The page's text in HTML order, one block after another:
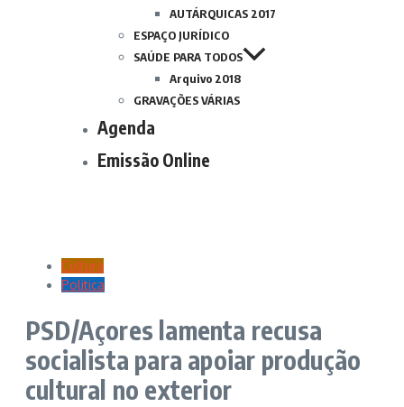
AUTÁRQUICAS 2017
ESPAÇO JURÍDICO
SAÚDE PARA TODOS
Arquivo 2018
GRAVAÇÕES VÁRIAS
Agenda
Emissão Online
Cultura
Politica
PSD/Açores lamenta recusa
socialista para apoiar produção
cultural no exterior